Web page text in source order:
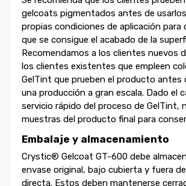
gelcoats pigmentados antes de
propias condiciones de aplicación para
que se consigue el acabado de la
Recomendamos a los clientes nuevos
los clientes existentes que empleen
GelTint que prueben el producto antes
una producción a gran escala. Dado el
servicio rápido del proceso de GelTint,
muestras del producto final para
Embalaje y almacenamiento
Crystic® Gelcoat GT-600 debe
envase original, bajo cubierta y fuera
directa. Estos deben mantenerse